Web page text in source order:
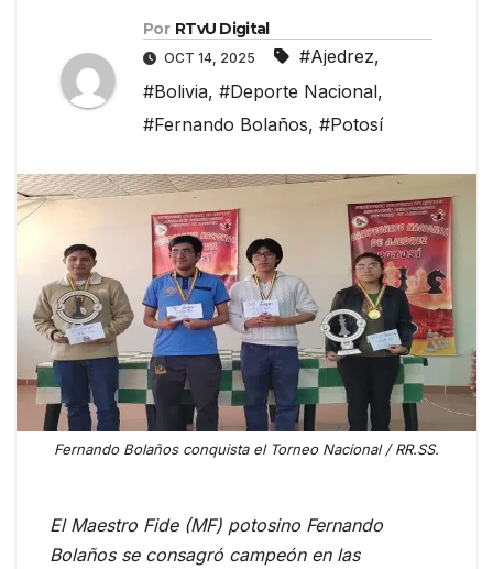
Por RTvU Digital
OCT 14, 2025 #Ajedrez,
#Bolivia, #Deporte Nacional,
#Fernando Bolaños, #Potosí
Fernando Bolaños conquista el Torneo Nacional / RR.SS.
El Maestro Fide (MF) potosino Fernando
Bolaños se consagró campeón en las